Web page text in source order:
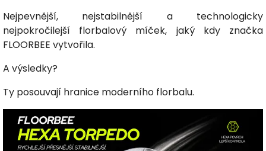
Nejpevnější, nejstabilnější a technologicky
nejpokročilejší florbalový míček, jaký kdy značka
FLOORBEE vytvořila.
A výsledky?
Ty posouvají hranice moderního florbalu.